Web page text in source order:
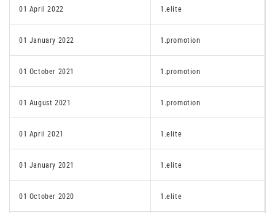
01 April 2022 1.elite
01 January 2022 1.promotion
01 October 2021 1.promotion
01 August 2021 1.promotion
01 April 2021 1.elite
01 January 2021 1.elite
01 October 2020 1.elite